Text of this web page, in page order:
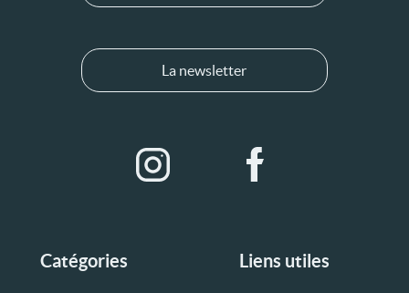
Catégories Liens utiles
La newsletter